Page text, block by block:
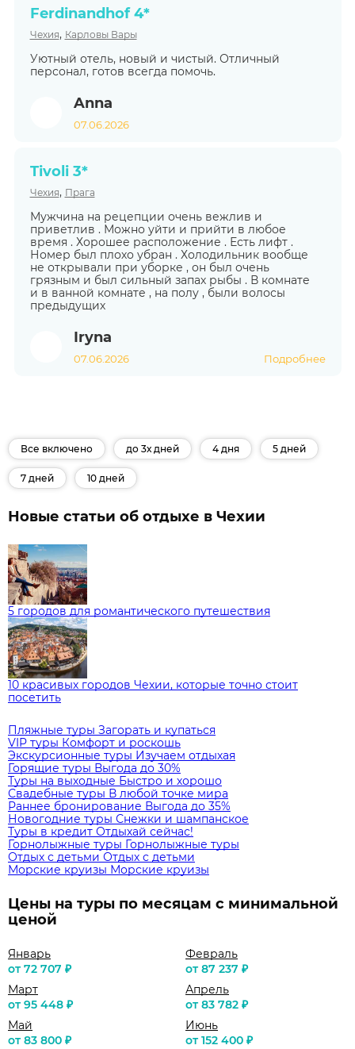
Ferdinandhof 4*
Чехия, Карловы Вары
Уютный отель, новый и чистый. Отличный
персонал, готов всегда помочь.
Anna
07.06.2026
Tivoli 3*
Чехия, Прага
Мужчина на рецепции очень вежлив и
приветлив . Можно уйти и прийти в любое
время . Хорошее расположение . Есть лифт .
Номер был плохо убран . Холодильник вообще
не открывали при уборке , он был очень
грязным и был сильный запах рыбы . В комнате
и в ванной комнате , на полу , были волосы
предыдущих
Iryna
07.06.2026 Подробнее
Все включено до 3х дней 4 дня 5 дней
7 дней 10 дней
Новые статьи об отдыхе в Чехии
5 городов для романтического путешествия
10 красивых городов Чехии, которые точно стоит
посетить
Пляжные туры Загорать и купаться
VIP туры Комфорт и роскошь
Экскурсионные туры Изучаем отдыхая
Горящие туры Выгода до 30%
Туры на выходные Быстро и хорошо
Свадебные туры В любой точке мира
Раннее бронирование Выгода до 35%
Новогодние туры Снежки и шампанское
Туры в кредит Отдыхай сейчас!
Горнолыжные туры Горнолыжные туры
Отдых с детьми Отдых с детьми
Морские круизы Морские круизы
Цены на туры по месяцам с минимальной
ценой
Январь
от 72 707 ₽
Февраль
от 87 237 ₽
Март
от 95 448 ₽
Апрель
от 83 782 ₽
Май
от 83 800 ₽
Июнь
от 152 400 ₽